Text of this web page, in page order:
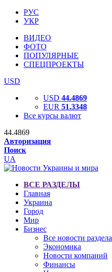
РУС
УКР
ВИДЕО
ФОТО
ПОПУЛЯРНЫЕ
СПЕЦПРОЕКТЫ
USD
USD 44.4869
EUR 51.3348
Все курсы валют
44.4869
Авторизация
Поиск
UA
ВСЕ РАЗДЕЛЫ
Главная
Украина
Город
Мир
Бизнес
Все новости раздела
Экономика
Новости компаний
Финансы